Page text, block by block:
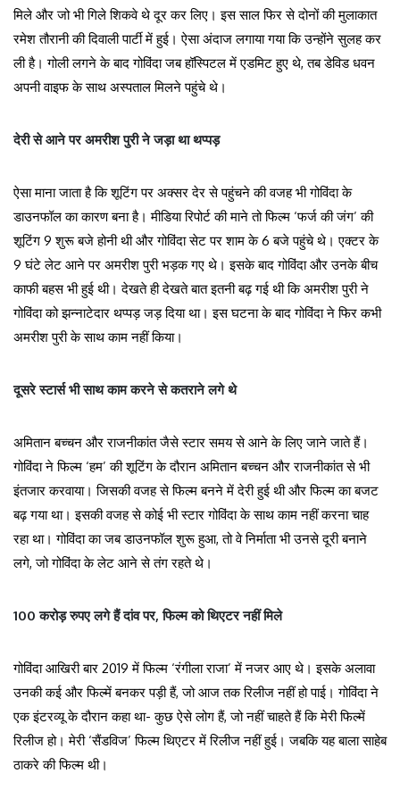
मिले और जो भी गिले शिकवे थे दूर कर लिए। इस साल फिर से दोनों की मुलाकात
रमेश तौरानी की दिवाली पार्टी में हुई। ऐसा अंदाज लगाया गया कि उन्होंने सुलह कर
ली है। गोली लगने के बाद गोविंदा जब हॉस्पिटल में एडमिट हुए थे, तब डेविड धवन
अपनी वाइफ के साथ अस्पताल मिलने पहुंचे थे।
देरी से आने पर अमरीश पुरी ने जड़ा था थप्पड़
ऐसा माना जाता है कि शूटिंग पर अक्सर देर से पहुंचने की वजह भी गोविंदा के
डाउनफॉल का कारण बना है। मीडिया रिपोर्ट की माने तो फिल्म ‘फर्ज की जंग’ की
शूटिंग 9 शुरू बजे होनी थी और गोविंदा सेट पर शाम के 6 बजे पहुंचे थे। एक्टर के
9 घंटे लेट आने पर अमरीश पुरी भड़क गए थे। इसके बाद गोविंदा और उनके बीच
काफी बहस भी हुई थी। देखते ही देखते बात इतनी बढ़ गई थी कि अमरीश पुरी ने
गोविंदा को झन्नाटेदार थप्पड़ जड़ दिया था। इस घटना के बाद गोविंदा ने फिर कभी
अमरीश पुरी के साथ काम नहीं किया।
दूसरे स्टार्स भी साथ काम करने से कतराने लगे थे
अमितान बच्चन और राजनीकांत जैसे स्टार समय से आने के लिए जाने जाते हैं।
गोविंदा ने फिल्म ‘हम’ की शूटिंग के दौरान अमितान बच्चन और राजनीकांत से भी
इंतजार करवाया। जिसकी वजह से फिल्म बनने में देरी हुई थी और फिल्म का बजट
बढ़ गया था। इसकी वजह से कोई भी स्टार गोविंदा के साथ काम नहीं करना चाह
रहा था। गोविंदा का जब डाउनफॉल शुरू हुआ, तो वे निर्माता भी उनसे दूरी बनाने
लगे, जो गोविंदा के लेट आने से तंग रहते थे।
100 करोड़ रुपए लगे हैं दांव पर, फिल्म को थिएटर नहीं मिले
गोविंदा आखिरी बार 2019 में फिल्म ‘रंगीला राजा’ में नजर आए थे। इसके अलावा
उनकी कई और फिल्में बनकर पड़ी हैं, जो आज तक रिलीज नहीं हो पाई। गोविंदा ने
एक इंटरव्यू के दौरान कहा था- कुछ ऐसे लोग हैं, जो नहीं चाहते हैं कि मेरी फिल्में
रिलीज हो। मेरी ‘सैंडविज’ फिल्म थिएटर में रिलीज नहीं हुई। जबकि यह बाला साहेब
ठाकरे की फिल्म थी।